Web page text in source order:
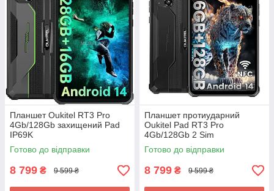
Планшет Oukitel RT3 Pro
4Gb/128Gb захищений Pad
IP69K
Готово до відправки
8 799 ₴ 9 599 ₴
Планшет протиударний
Oukitel Pad RT3 Pro
4Gb/128Gb 2 Sim
водонепроникний IP69K
Готово до відправки
8 799 ₴ 9 599 ₴